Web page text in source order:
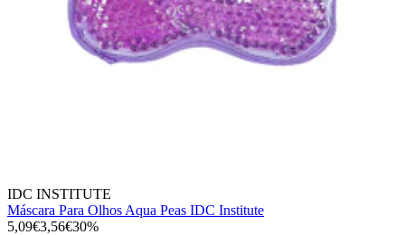
IDC INSTITUTE
Máscara Para Olhos Aqua Peas IDC Institute
5,09€3,56€30%